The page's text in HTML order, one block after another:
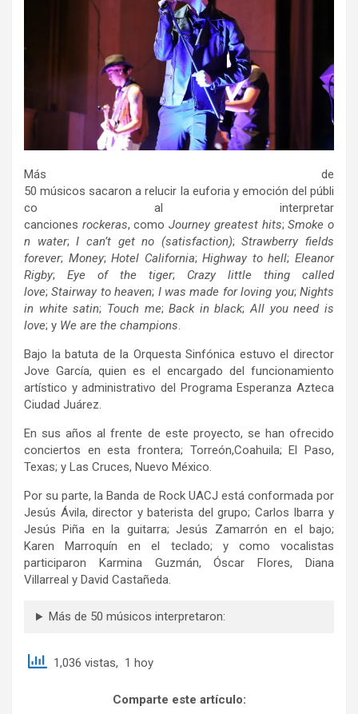
Más de
50 músicos sacaron a relucir la euforia y emoción del públi
co al interpretar
canciones rockeras, comoJourney greatest hits;Smoke o
n water;I can’t get no (satisfaction);Strawberry fields
forever; Money;Hotel California;Highway to hell;Eleanor
Rigby; Eye of the tiger; Crazy little thing called
love;Stairway to heaven; I was made for loving you;Nights
in white satin; Touch me;Back in black;All you need is
love; y We are the champions.
Bajo la batuta de la Orquesta Sinfónica estuvo el director
Jove García, quien es el encargado del funcionamiento
artístico y administrativo del Programa Esperanza Azteca
Ciudad Juárez.
En sus años al frente de este proyecto, se han ofrecido
conciertos en esta frontera; Torreón,Coahuila; El Paso,
Texas; y Las Cruces, Nuevo México.
Por su parte, la Banda de Rock UACJ está conformada por
Jesús Ávila, director y baterista del grupo; Carlos Ibarra y
Jesús Piña en la guitarra; Jesús Zamarrón en el bajo;
Karen Marroquín en el teclado; y como vocalistas
participaron Karmina Guzmán, Óscar Flores, Diana
Villarreal y David Castañeda.
Más de 50 músicos interpretaron:
1,036 vistas, 1 hoy
Comparte este artículo: